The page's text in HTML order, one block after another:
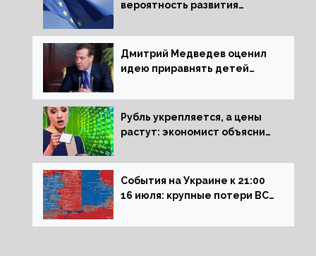
вероятность развития
Дмитрий Медведев оценил
идею приравнять детей
Рубль укрепляется, а цены
растут: экономист объяснил
на рынок РФ
События на Украине к 21:00
16 июля: крупные потери ВСУ
обстреливает Донбасс из